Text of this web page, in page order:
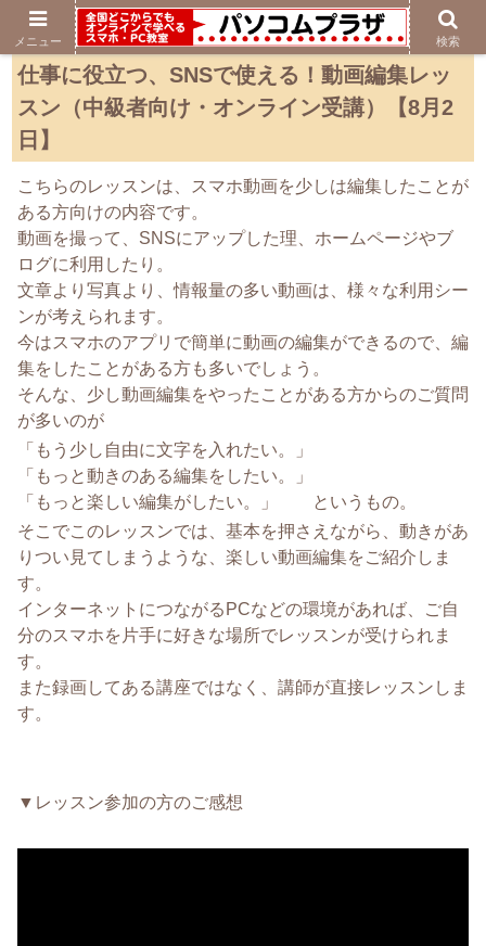
仕事に役立つ、SNSで使える！動画編集レッ
スン（中級者向け・オンライン受講）【8月2
日】
こちらのレッスンは、スマホ動画を少しは編集したことが
ある方向けの内容です。
動画を撮って、SNSにアップした理、ホームページやブ
ログに利用したり。
文章より写真より、情報量の多い動画は、様々な利用シー
ンが考えられます。
今はスマホのアプリで簡単に動画の編集ができるので、編
集をしたことがある方も多いでしょう。
そんな、少し動画編集をやったことがある方からのご質問
が多いのが
「もう少し自由に文字を入れたい。」
「もっと動きのある編集をしたい。」
「もっと楽しい編集がしたい。」 というもの。
そこでこのレッスンでは、基本を押さえながら、動きがあ
りつい見てしまうような、楽しい動画編集をご紹介しま
す。
インターネットにつながるPCなどの環境があれば、ご自
分のスマホを片手に好きな場所でレッスンが受けられま
す。
また録画してある講座ではなく、講師が直接レッスンしま
す。
▼レッスン参加の方のご感想
メニュー 検索